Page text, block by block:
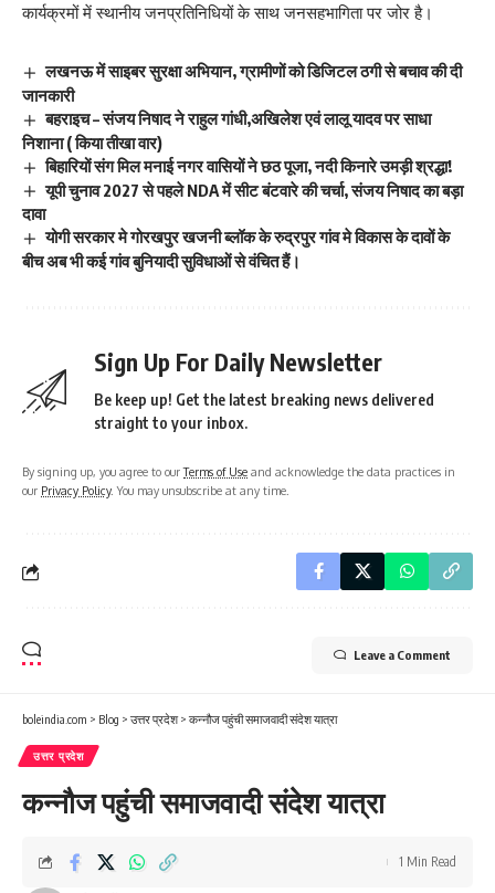
कार्यक्रमों में स्थानीय जनप्रतिनिधियों के साथ जनसहभागिता पर जोर है।
लखनऊ में साइबर सुरक्षा अभियान, ग्रामीणों को डिजिटल ठगी से बचाव की दी
जानकारी
बहराइच – संजय निषाद ने राहुल गांधी,अखिलेश एवं लालू यादव पर साधा
निशाना ( किया तीखा वार)
बिहारियों संग मिल मनाई नगर वासियों ने छठ पूजा, नदी किनारे उमड़ी श्रद्धा!
यूपी चुनाव 2027 से पहले NDA में सीट बंटवारे की चर्चा, संजय निषाद का बड़ा
दावा
योगी सरकार मे गोरखपुर खजनी ब्लॉक के रुद्रपुर गांव मे विकास के दावों के
बीच अब भी कई गांव बुनियादी सुविधाओं से वंचित हैं।
Sign Up For Daily Newsletter
Be keep up! Get the latest breaking news delivered
straight to your inbox.
By signing up, you agree to ourTerms of Use and acknowledge the data practices in
our Privacy Policy. You may unsubscribe at any time.
Leave a Comment
boleindia.com > Blog > उत्तर प्रदेश> कन्नौज पहुंची समाजवादी संदेश यात्रा
उत्तर प्रदेश
कन्नौज पहुंची समाजवादी संदेश यात्रा
1 Min Read